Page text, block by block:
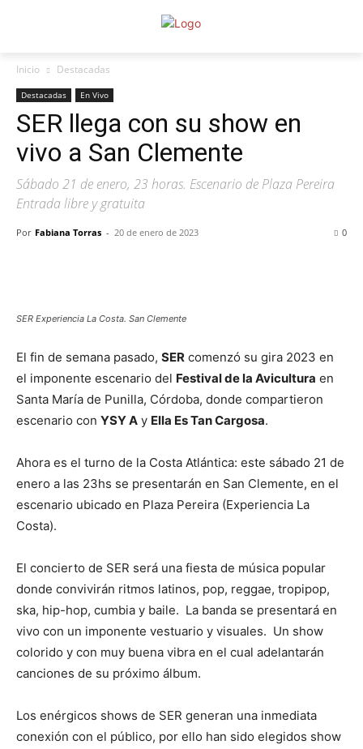
Inicio Destacadas
Destacadas En Vivo
SER llega con su show en
vivo a San Clemente
Sábado 21 de enero, 23 horas. Escenario de Plaza Pereira
Entrada libre y gratuita
Por Fabiana Torras - 20 de enero de 2023 0
SER Experiencia La Costa. San Clemente
El fin de semana pasado, SER comenzó su gira 2023 en
el imponente escenario del Festival de la Avicultura en
Santa María de Punilla, Córdoba, donde compartieron
escenario con YSY A y Ella Es Tan Cargosa.
Ahora es el turno de la Costa Atlántica: este sábado 21 de
enero a las 23hs se presentarán en San Clemente, en el
escenario ubicado en Plaza Pereira (Experiencia La
Costa).
El concierto de SER será una fiesta de música popular
donde convivirán ritmos latinos, pop, reggae, tropipop,
ska, hip-hop, cumbia y baile. La banda se presentará en
vivo con un imponente vestuario y visuales. Un show
colorido y con muy buena vibra en el cual adelantarán
canciones de su próximo álbum.
Los enérgicos shows de SER generan una inmediata
conexión con el público, por ello han sido elegidos show